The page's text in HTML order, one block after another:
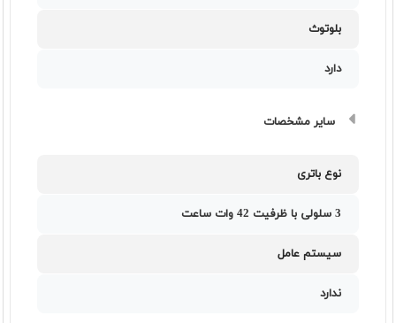
بلوتوث
دارد
سایر مشخصات
نوع باتری
3 سلولی با ظرفیت 42 وات ساعت
سیستم عامل
ندارد